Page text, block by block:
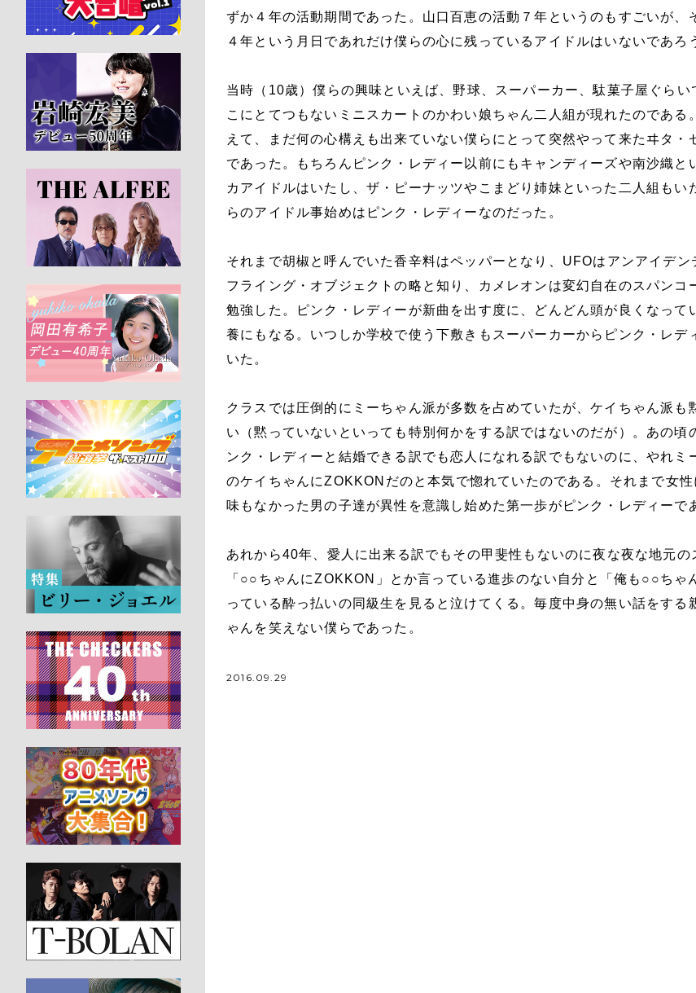
ずか４年の活動期間であった。山口百恵の活動７年というのもすごいが、
４年という月日であれだけ僕らの心に残っているアイドルはいないであろ
当時（10歳）僕らの興味といえば、野球、スーパーカー、駄菓子屋ぐらい
こにとてつもないミニスカートのかわい娘ちゃん二人組が現れたのである
えて、まだ何の心構えも出来ていない僕らにとって突然やって来たヰタ・
であった。もちろんピンク・レディー以前にもキャンディーズや南沙織と
カアイドルはいたし、ザ・ピーナッツやこまどり姉妹といった二人組もい
らのアイドル事始めはピンク・レディーなのだった。
それまで胡椒と呼んでいた香辛料はペッパーとなり、UFOはアンアイデン
フライング・オブジェクトの略と知り、カメレオンは変幻自在のスパンコ
勉強した。ピンク・レディーが新曲を出す度に、どんどん頭が良くなって
養にもなる。いつしか学校で使う下敷きもスーパーカーからピンク・レデ
いた。
クラスでは圧倒的にミーちゃん派が多数を占めていたが、ケイちゃん派も
い（黙っていないといっても特別何かをする訳ではないのだが）。あの頃
ンク・レディーと結婚できる訳でも恋人になれる訳でもないのに、やれミ
のケイちゃんにZOKKONだのと本気で惚れていたのである。それまで女
味もなかった男の子達が異性を意識し始めた第一歩がピンク・レディーで
あれから40年、愛人に出来る訳でもその甲斐性もないのに夜な夜な地元の
「○○ちゃんにZOKKON」とか言っている進歩のない自分と「俺も○○ちゃ
っている酔っ払いの同級生を見ると泣けてくる。毎度中身の無い話をする
ゃんを笑えない僕らであった。
2016.09.29